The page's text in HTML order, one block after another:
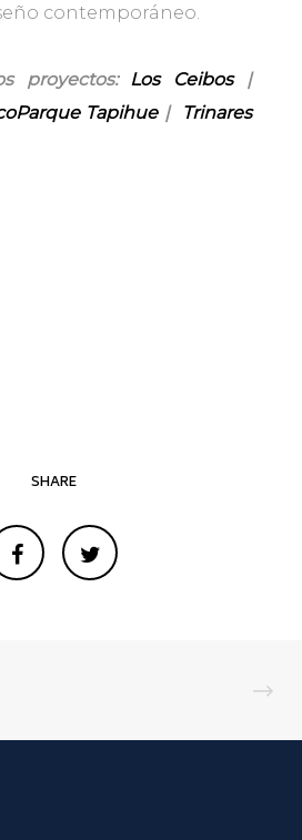
contemporáneo.
proyectos: Los Ceibos|
Tapihue| Trinares
SHARE